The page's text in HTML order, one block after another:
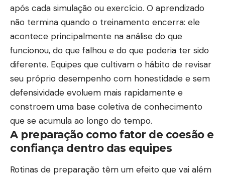
após cada simulação ou exercício. O aprendizado
não termina quando o treinamento encerra: ele
acontece principalmente na análise do que
funcionou, do que falhou e do que poderia ter sido
diferente. Equipes que cultivam o hábito de revisar
seu próprio desempenho com honestidade e sem
defensividade evoluem mais rapidamente e
constroem uma base coletiva de conhecimento
que se acumula ao longo do tempo.
A preparação como fator de coesão e
confiança dentro das equipes
Rotinas de preparação têm um efeito que vai além